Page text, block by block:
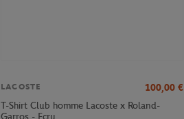
LACOSTE 100,00 €
T-Shirt Club homme Lacoste x Roland-
Garros - Ecru